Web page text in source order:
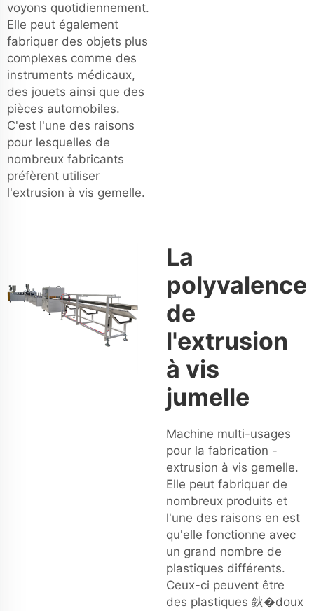
voyons quotidiennement.
Elle peut également
fabriquer des objets plus
complexes comme des
instruments médicaux,
des jouets ainsi que des
pièces automobiles.
C'est l'une des raisons
pour lesquelles de
nombreux fabricants
préfèrent utiliser
l'extrusion à vis gemelle.
La
polyvalence
de
l'extrusion
à vis
jumelle
Machine multi-usages
pour la fabrication -
extrusion à vis gemelle.
Elle peut fabriquer de
nombreux produits et
l'une des raisons en est
qu'elle fonctionne avec
un grand nombre de
plastiques différents.
Ceux-ci peuvent être
des plastiques 鈥�doux